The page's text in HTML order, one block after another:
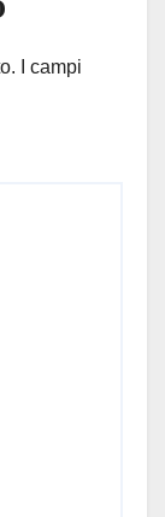
I campi